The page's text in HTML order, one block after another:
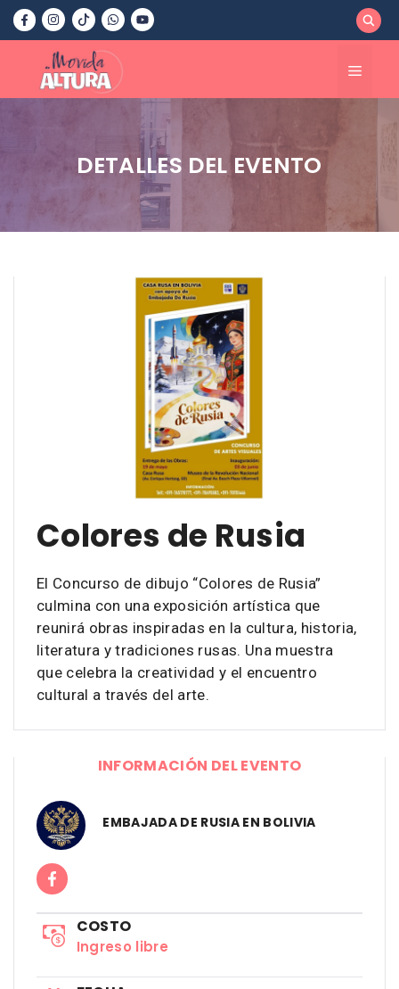
Saltar
contenido
Menú
DETALLES DEL EVENTO
Colores de Rusia
El Concurso de dibujo “Colores de Rusia”
culmina con una exposición artística que
reunirá obras inspiradas en la cultura, historia,
literatura y tradiciones rusas. Una muestra
que celebra la creatividad y el encuentro
cultural a través del arte.
INFORMACIÓN DEL EVENTO
EMBAJADA DE RUSIA EN BOLIVIA
COSTO
Ingreso libre